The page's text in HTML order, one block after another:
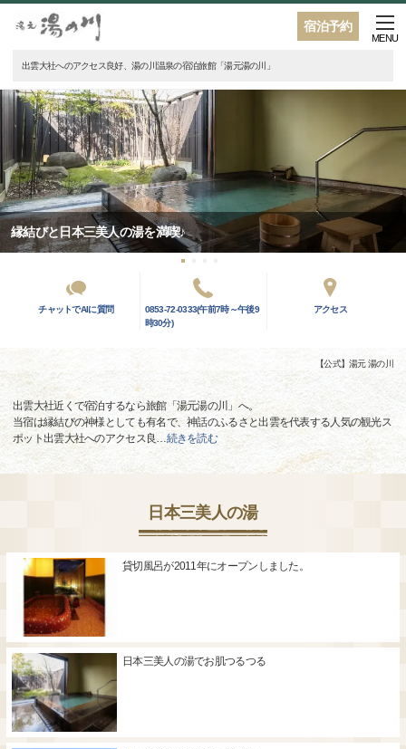
宿泊予約
MENU
出雲大社へのアクセス良好、湯の川温泉の宿泊旅館「湯元湯の川」
縁結びと日本三美人の湯を満喫♪
チャットでAIに質問
0853-72-0333(午前7時～午後9
時30分)
アクセス
【公式】湯元 湯の川
出雲大社近くで宿泊するなら旅館「湯元湯の川」へ。
当宿は縁結びの神様としても有名で、神話のふるさと出雲を代表する人気の観光ス
ポット出雲大社へのアクセス良…続きを読む
日本三美人の湯
貸切風呂が2011年にオープンしました。
日本三美人の湯でお肌つるつる